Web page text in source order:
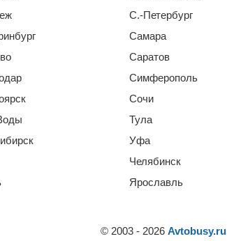
С.-Петербург
Самара
Саратов
Симферополь
Сочи
Тула
Уфа
Челябинск
Ярославль
© 2003 - 2026 Avtobusy.ru